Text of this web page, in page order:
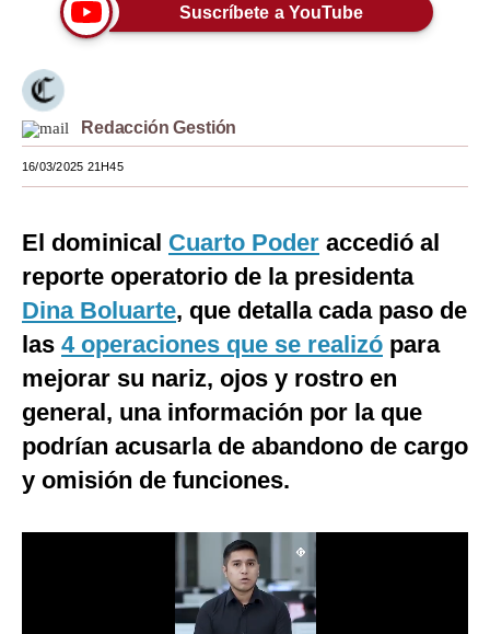
Lujo
Moda
Estilos
EEUU
México
España
Internacional
Tecnología
Club del Suscriptor
Suscríbete a YouTube
Redacción Gestión
16/03/2025 21H45
El dominical Cuarto Poder accedió al
reporte operatorio de la presidenta
Dina Boluarte, que detalla cada paso de
las 4 operaciones que se realizó para
mejorar su nariz, ojos y rostro en
general, una información por la que
podrían acusarla de abandono de cargo
y omisión de funciones.